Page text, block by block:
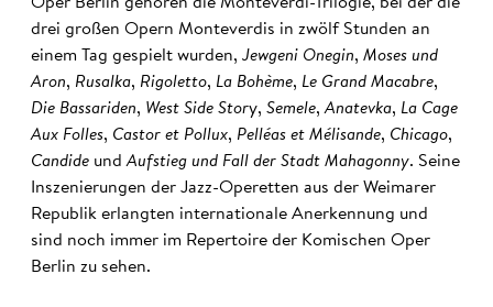
drei großen Opern Monteverdis in zwölf Stunden an
einem Tag gespielt wurden, Jewgeni Onegin, Moses und
Aron, Rusalka, Rigoletto, La Bohème, Le Grand Macabre,
Die Bassariden, West Side Story, Semele,Anatevka, La Cage
Aux Folles, Castor et Pollux, Pelléas et Mélisande, Chicago,
Candide undAufstieg und Fall der Stadt Mahagonny. Seine
Inszenierungen der Jazz-Operetten aus der Weimarer
Republik erlangten internationale Anerkennung und
sind noch immer im Repertoire der Komischen Oper
Berlin zu sehen.